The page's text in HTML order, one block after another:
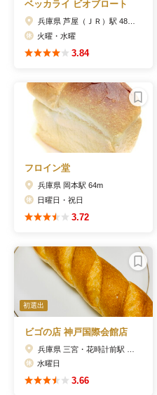
ベッカライ ビオブロート
火曜・水曜
3.84
フロイン堂
兵庫県 岡本駅 64m
日曜日・祝日
3.72
初選出
ビゴの店 神戸国際会館店
水曜日
3.66